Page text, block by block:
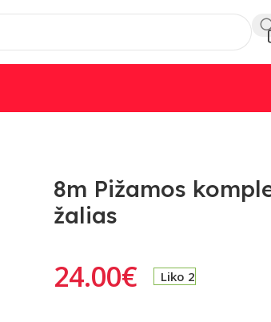
JUDESIO JUTIKLIAI
8m Pižamos
žalias
24.00€ Liko 2